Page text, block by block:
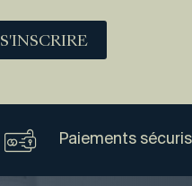
S'INSCRIRE
Paiements